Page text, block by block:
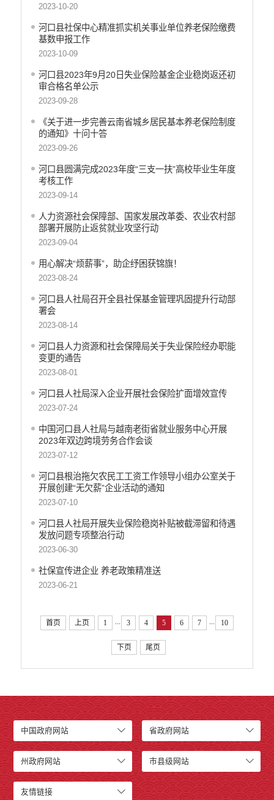
养老服务
生态环境
医疗卫生
政府网站工作年度报表
公共文化服务
食品药品监管
社会救助
涉农补贴
安全生产
2023-10-20
河口县社保中心精准抓实机关事业单位养老保险缴费
基数申报工作
2023-10-09
河口县2023年9月20日失业保险基金企业稳岗返还初
审合格名单公示
2023-09-28
《关于进一步完善云南省城乡居民基本养老保险制度
的通知》十问十答
2023-09-26
河口县圆满完成2023年度“三支一扶”高校毕业生年度
考核工作
2023-09-14
人力资源社会保障部、国家发展改革委、农业农村部
部署开展防止返贫就业攻坚行动
2023-09-04
用心解决“烦薪事”，助企纾困获锦旗！
2023-08-24
河口县人社局召开全县社保基金管理巩固提升行动部
署会
2023-08-14
河口县人力资源和社会保障局关于失业保险经办职能
变更的通告
2023-08-01
河口县人社局深入企业开展社会保险扩面增效宣传
2023-07-24
中国河口县人社局与越南老街省就业服务中心开展
2023年双边跨境劳务合作会谈
2023-07-12
河口县根治拖欠农民工工资工作领导小组办公室关于
开展创建“无欠薪”企业活动的通知
2023-07-10
河口县人社局开展失业保险稳岗补贴被截滞留和待遇
发放问题专项整治行动
2023-06-30
社保宣传进企业 养老政策精准送
2023-06-21
首页 上页 1 ... 3 4 5 6 7 ... 10
下页 尾页
中国政府网站 省政府网站
州政府网站 市县级网站
友情链接